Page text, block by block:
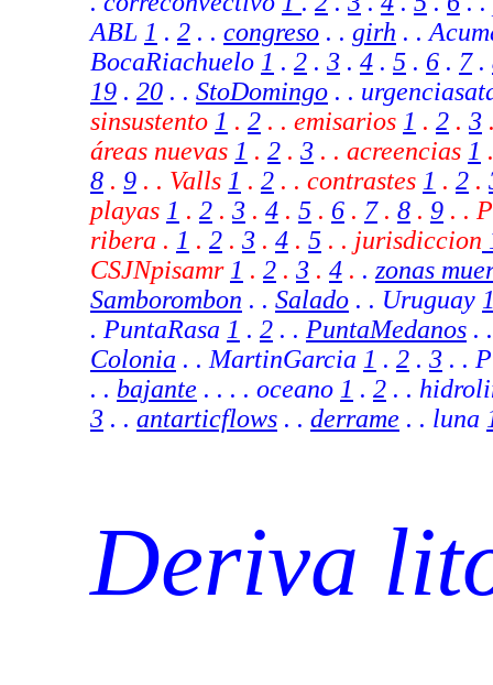
ABL 1 . 2 . . congreso . . girh . .
BocaRiachuelo 1 . 2 . 3 . 4 . 5 . 6 . 7.
19 . 20 . . StoDomingo . .
sinsustento 1 . 2 . . emisarios 1 . 2 . 3
áreas nuevas 1 . 2 . 3 . . acreencias 1
8 . 9 . . Valls 1 . 2 . . contrastes 1 . 2 .
playas 1 . 2 . 3 . 4 . 5 . 6 . 7. 8 . 9 . .
ribera . 1 . 2 . 3 . 4 . 5 . . jurisdiccion
CSJNpisamr 1 . 2 . 3 . 4 . . zonas
Samborombon . . Salado . . Uruguay
. PuntaRasa 1 . 2 . . PuntaMedanos .
Colonia . . MartinGarcia 1 . 2 . 3 . .
. . bajante . . . . oceano 1 . 2 . .
3 . . antarticflows . . derrame . . luna
Deriva